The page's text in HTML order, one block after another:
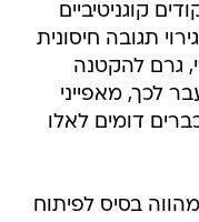
קוגניטיביים
תגובה חיסונית
גרם להקטנה
לכך, מאפייני
דומים לאלו
בסיס לפיתוח